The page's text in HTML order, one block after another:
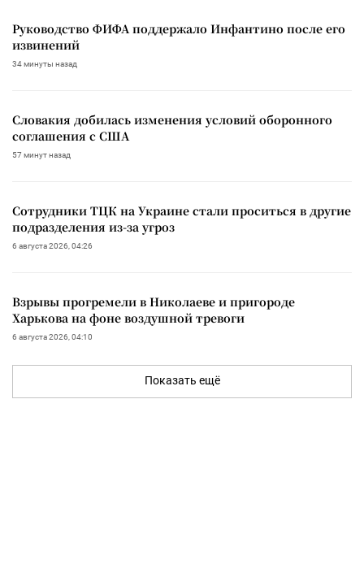
Руководство ФИФА поддержало Инфантино после его
извинений
34 минуты назад
Словакия добилась изменения условий оборонного
соглашения с США
57 минут назад
Сотрудники ТЦК на Украине стали проситься в другие
подразделения из-за угроз
6 августа 2026, 04:26
Взрывы прогремели в Николаеве и пригороде
Харькова на фоне воздушной тревоги
6 августа 2026, 04:10
Показать ещё